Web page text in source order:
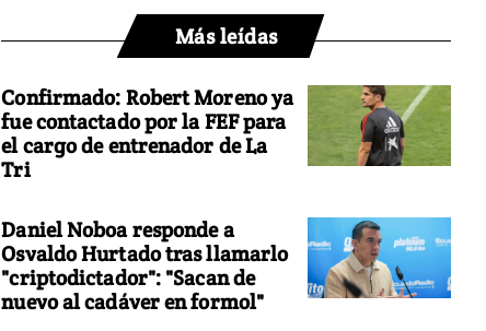
Más leídas
Confirmado: Robert Moreno ya
fue contactado por la FEF para
el cargo de entrenador de La
Tri
Daniel Noboa responde a
Osvaldo Hurtado tras llamarlo
"criptodictador": "Sacan de
nuevo al cadáver en formol"